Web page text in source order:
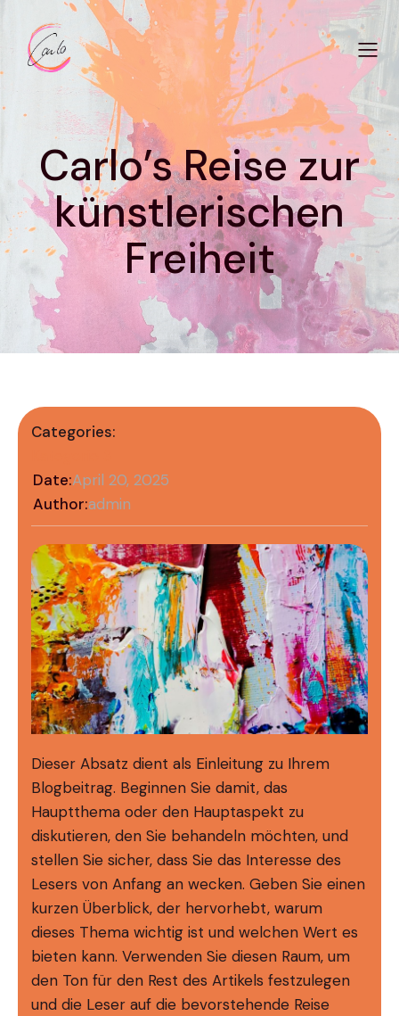
Carlo’s Reise zur
künstlerischen
Freiheit
Categories:
Date:April 20, 2025
Author:admin
Dieser Absatz dient als Einleitung zu Ihrem
Blogbeitrag. Beginnen Sie damit, das
Hauptthema oder den Hauptaspekt zu
diskutieren, den Sie behandeln möchten, und
stellen Sie sicher, dass Sie das Interesse des
Lesers von Anfang an wecken. Geben Sie einen
kurzen Überblick, der hervorhebt, warum
dieses Thema wichtig ist und welchen Wert es
bieten kann. Verwenden Sie diesen Raum, um
den Ton für den Rest des Artikels festzulegen
und die Leser auf die bevorstehende Reise